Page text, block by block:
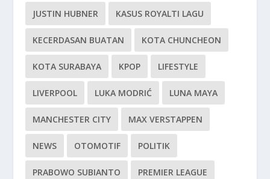
JUSTIN HUBNER KASUS ROYALTI LAGU
KECERDASAN BUATAN KOTA CHUNCHEON
KOTA SURABAYA KPOP LIFESTYLE
LIVERPOOL LUKA MODRIĆ LUNA MAYA
MANCHESTER CITY MAX VERSTAPPEN
NEWS OTOMOTIF POLITIK
PRABOWO SUBIANTO PREMIER LEAGUE